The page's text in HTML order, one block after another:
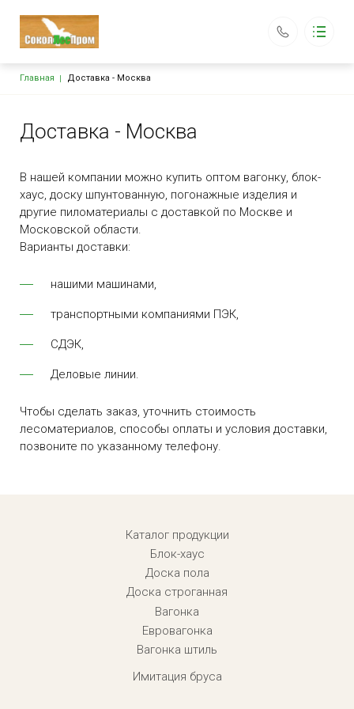
Оптовикам
Блог
Контакты
Обратный вызов
Строка навигации
Главная Доставка - Москва
Доставка - Москва
В нашей компании можно купить оптом вагонку, блок-
хаус, доску шпунтованную, погонажные изделия и
другие пиломатериалы с доставкой по Москве и
Московской области.
Варианты доставки:
нашими машинами,
транспортными компаниями ПЭК,
СДЭК,
Деловые линии.
Чтобы сделать заказ, уточнить стоимость
лесоматериалов, способы оплаты и условия доставки,
позвоните по указанному телефону.
Menu footerКаталог продукции
Блок-хаус
Доска пола
Доска строганная
Вагонка
Евровагонка
Вагонка штиль
Имитация бруса